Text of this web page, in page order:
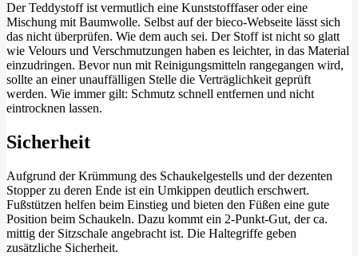
Der Teddystoff ist vermutlich eine Kunststofffaser oder eine
Mischung mit Baumwolle. Selbst auf der bieco-Webseite lässt sich
das nicht überprüfen. Wie dem auch sei. Der Stoff ist nicht so glatt
wie Velours und Verschmutzungen haben es leichter, in das Material
einzudringen. Bevor nun mit Reinigungsmitteln rangegangen wird,
sollte an einer unauffälligen Stelle die Verträglichkeit geprüft
werden. Wie immer gilt: Schmutz schnell entfernen und nicht
eintrocknen lassen.
Sicherheit
Aufgrund der Krümmung des Schaukelgestells und der dezenten
Stopper zu deren Ende ist ein Umkippen deutlich erschwert.
Fußstützen helfen beim Einstieg und bieten den Füßen eine gute
Position beim Schaukeln. Dazu kommt ein 2-Punkt-Gut, der ca.
mittig der Sitzschale angebracht ist. Die Haltegriffe geben
zusätzliche Sicherheit.